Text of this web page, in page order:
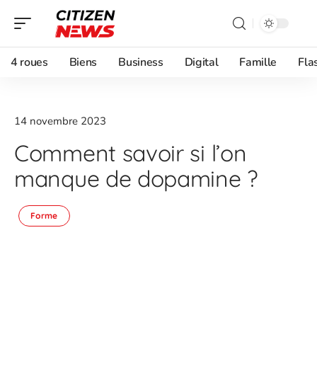
4 roues Biens Business Digital Famille
14 novembre 2023
Comment savoir si l’on
manque de dopamine ?
Forme